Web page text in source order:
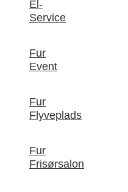
El-
Service
Fur
Event
Fur
Flyveplads
Fur
Frisørsalon